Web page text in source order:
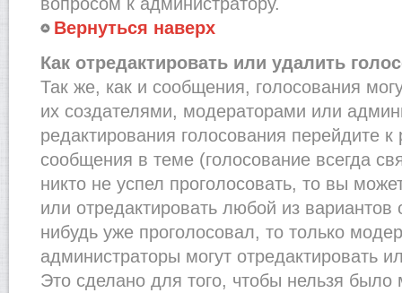
Вернуться наверх
Как отредактировать или удалить
Так же, как и сообщения, голосования
их создателями, модераторами или
редактирования голосования перейдите
сообщения в теме (голосование всегда
никто не успел проголосовать, то вы
или отредактировать любой из вариантов
нибудь уже проголосовал, то только
администраторы могут отредактировать
Это сделано для того, чтобы нельзя было